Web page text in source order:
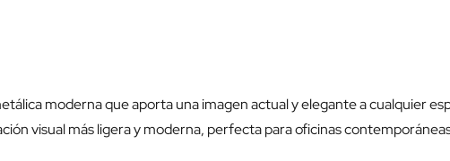
moderna que aporta una imagen actual y elegante a cualquier
visual más ligera y moderna, perfecta para oficinas